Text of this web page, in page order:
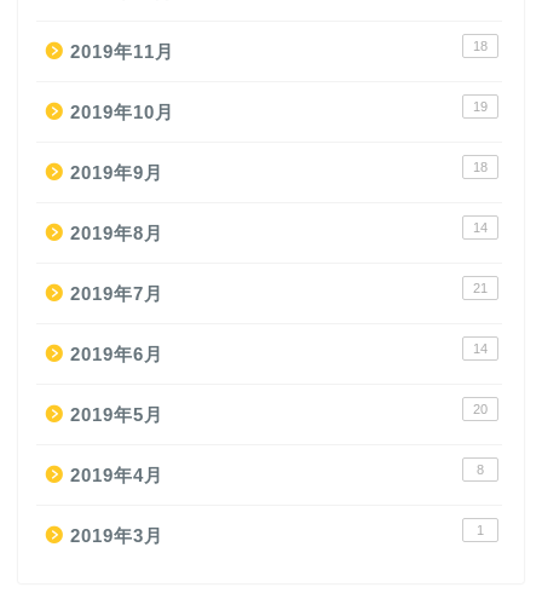
2019年11月 18
2019年10月 19
2019年9月 18
2019年8月 14
2019年7月 21
2019年6月 14
2019年5月 20
2019年4月 8
2019年3月 1